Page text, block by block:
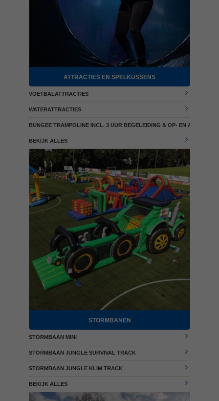
ATTRACTIES EN SPELKUSSENS
VOETBALATTRACTIES
WATERATTRACTIES
BUNGEE TRAMPOLINE INCL. 3 UUR BEGELEIDING & OP- EN AFBOUW
BEKIJK ALLES
STORMBANEN
STORMBAAN MINI
STORMBAAN JUNGLE SURVIVAL TRACK
STORMBAAN JUNGLE KLIM TRACK
BEKIJK ALLES